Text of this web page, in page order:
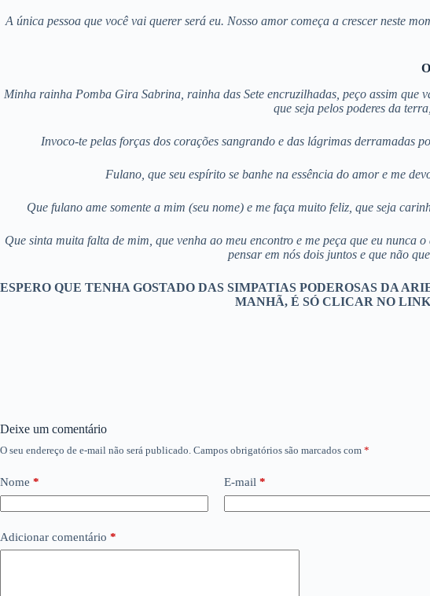
A única pessoa que você vai querer será eu. Nosso amor começa a crescer neste
Minha rainha Pomba Gira Sabrina, rainha das Sete encruzilhadas, peço assim que
que seja pelos poderes da
Invoco-te pelas forças dos corações sangrando e das lágrimas derramadas
Fulano, que seu espírito se banhe na essência do amor e me
Que fulano ame somente a mim (seu nome) e me faça muito feliz, que seja
Que sinta muita falta de mim, que venha ao meu encontro e me peça que eu nunca
pensar em nós dois juntos e que não
ESPERO QUE TENHA GOSTADO DAS SIMPATIAS PODEROSAS DA
MANHÃ, É SÓ CLICAR NO
Deixe um comentário
O seu endereço de e-mail não será publicado. Campos obrigatórios são marcados com *
Nome * E-mail *
Adicionar comentário *